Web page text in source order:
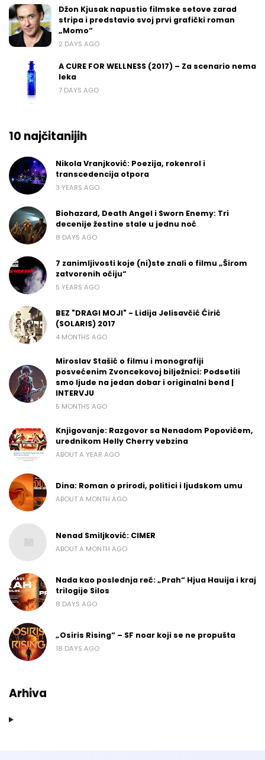
Džon Kjusak napustio filmske setove zarad
stripa i predstavio svoj prvi grafički roman
„Momo“
2 DAYS AGO
A CURE FOR WELLNESS (2017) – Za scenario nema
leka
7 DAYS AGO
10 najčitanijih
Nikola Vranjković: Poezija, rokenrol i
transcedencija otpora
3 YEARS AGO
Biohazard, Death Angel i Sworn Enemy: Tri
decenije žestine stale u jednu noć
8 DAYS AGO
7 zanimljivosti koje (ni)ste znali o filmu „Širom
zatvorenih očiju“
5 YEARS AGO
BEZ "DRAGI MOJI" - Lidija Jelisavčić Ćirić
(SOLARIS) 2017
4 MONTHS AGO
Miroslav Stašić o filmu i monografiji
posvećenim Zvoncekovoj bilježnici: Podsetili
smo ljude na jedan dobar i originalni bend |
INTERVJU
5 MONTHS AGO
Knjigovanje: Razgovor sa Nenadom Popovićem,
urednikom Helly Cherry vebzina
ABOUT A YEAR AGO
Dina: Roman o prirodi, politici i ljudskom umu
ABOUT A MONTH AGO
Nenad Smiljković: CIMER
ABOUT A MONTH AGO
Nada kao poslednja reč: „Prah“ Hjua Hauija i kraj
trilogije Silos
8 DAYS AGO
„Osiris Rising“ – SF noar koji se ne propušta
18 DAYS AGO
Arhiva